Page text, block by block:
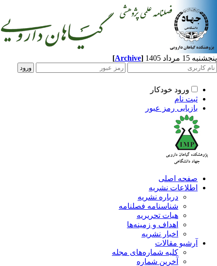
مرداد 1405 [Archive]
ورود خودکار
ثبت نام
بازیابی رمز عبور
صفحه اصلی
اطلاعات نشریه
درباره نشریه
شناسنامه فصلنامه
هیات تحریریه
اهداف و زمینه‌ها
اخبار نشریه
آرشیو مقالات
کلیه شماره‌های مجله
آخرین شماره